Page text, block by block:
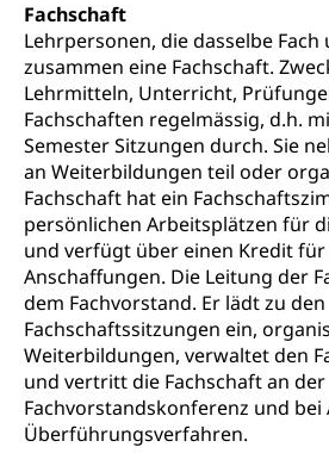
Fachschaft
Lehrpersonen, die dasselbe
zusammen eine Fachschaft.
Lehrmitteln, Unterricht,
Fachschaften regelmässig, d.h.
Semester Sitzungen durch. Sie
an Weiterbildungen teil oder
Fachschaft hat ein
persönlichen Arbeitsplätzen für
und verfügt über einen Kredit
Anschaffungen. Die Leitung der
dem Fachvorstand. Er lädt zu den
Fachschaftssitzungen ein,
Weiterbildungen, verwaltet den
und vertritt die Fachschaft an der
Fachvorstandskonferenz und bei
Überführungsverfahren.
Kantonales
Prävention
Sozialversicherungen, Sozialpolitik,
Arbeitslosenversicherung,
Mutterschaftsversicherung,
Unfallversicherung,
Sozialhilfe
Kranken- und
(gruezi.lu.ch)
Krankenversicherung
Existenzsicherung -
Soziales und Gesellschaft
Opferhilfe
Arbeitslosenversicherung
Invalidenversicherung
Sucht und Drogen
Drogenabhängigkeit,
Medikamentenabhängigkeit,
Arzneimittelabhängigkeit,
Drogenabhängige,
Betäubungsmittel, Suchtmittel,
Fachstelle Sucht
Drogen (Polizei)
Sucht
Gesundheitsversorgung
Gesundheitsversorgung, Spital,
Ambulant vor stationär, AVOS,